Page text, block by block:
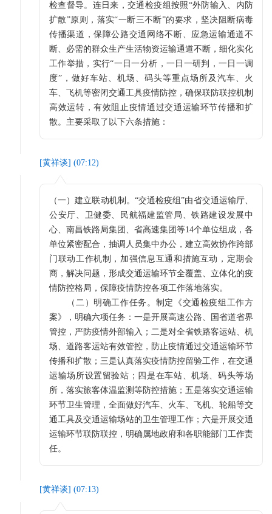
检查督导。连日来，交通检疫组按照“外防输入、内防
扩散”原则，落实“一断三不断”的要求，坚决阻断病毒
传播渠道，保障公路交通网络不断、应急运输通道不
断、必需的群众生产生活物资运输通道不断，细化实化
工作举措，实行“一日一分析，一日一研判，一日一调
度”，做好车站、机场、码头等重点场所及汽车、火
车、飞机等密闭交通工具疫情防控，确保联防联控机制
高效运转，有效阻止疫情通过交通运输环节传播和扩
散。主要采取了以下六条措施：
[黄祥谈] (07:12)
（一）建立联动机制。“交通检疫组”由省交通运输厅、
公安厅、卫健委、民航福建监管局、铁路建设发展中
心、南昌铁路局集团、省高速集团等14个单位组成，各
单位紧密配合，抽调人员集中办公，建立高效协作跨部
门联动工作机制，加强信息互通和措施互动，定期会
商，解决问题，形成交通运输环节全覆盖、立体化的疫
情防控格局，保障疫情防控各项工作落地落实。
（二）明确工作任务。制定《交通检疫组工作方
案》，明确六项任务：一是开展高速公路、国省道省界
管控，严防疫情外部输入；二是对全省铁路客运站、机
场、道路客运站有效管控，防止疫情通过交通运输环节
传播和扩散；三是认真落实疫情防控留验工作，在交通
运输场所设置留验站；四是在车站、机场、码头等场
所，落实旅客体温监测等防控措施；五是落实交通运输
环节卫生管理，全面做好汽车、火车、飞机、轮船等交
通工具及交通运输场站的卫生管理工作；六是开展交通
运输环节联防联控，明确属地政府和各职能部门工作责
任。
[黄祥谈] (07:13)